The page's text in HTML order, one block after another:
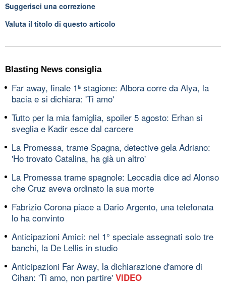
Suggerisci una correzione
Valuta il titolo di questo articolo
Blasting News consiglia
Far away, finale 1ª stagione: Albora corre da Alya, la
bacia e si dichiara: 'Ti amo'
Tutto per la mia famiglia, spoiler 5 agosto: Erhan si
sveglia e Kadir esce dal carcere
La Promessa, trame Spagna, detective gela Adriano:
'Ho trovato Catalina, ha già un altro'
La Promessa trame spagnole: Leocadia dice ad Alonso
che Cruz aveva ordinato la sua morte
Fabrizio Corona piace a Dario Argento, una telefonata
lo ha convinto
Anticipazioni Amici: nel 1° speciale assegnati solo tre
banchi, la De Lellis in studio
Anticipazioni Far Away, la dichiarazione d'amore di
Cihan: 'Ti amo, non partire' VIDEO